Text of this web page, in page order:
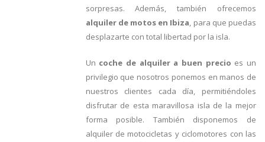
sorpresas. Además, también ofrecemos
alquiler de motos en Ibiza, para que puedas
desplazarte con total libertad por la isla.
Un coche de alquiler a buen precio es un
privilegio que nosotros ponemos en manos de
nuestros clientes cada día, permitiéndoles
disfrutar de esta maravillosa isla de la mejor
forma posible. También disponemos de
alquiler de motocicletas y ciclomotores con las